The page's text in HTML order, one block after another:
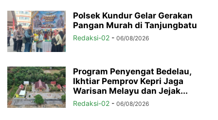
Polsek Kundur Gelar Gerakan
Pangan Murah di Tanjungbatu
Redaksi-02 - 06/08/2026
Program Penyengat Bedelau,
Ikhtiar Pemprov Kepri Jaga
Warisan Melayu dan Jejak...
Redaksi-02 - 06/08/2026